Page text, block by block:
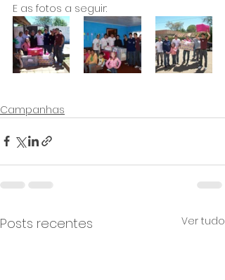
E as fotos a seguir:
Campanhas
Posts recentes Ver tudo